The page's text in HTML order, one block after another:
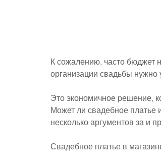
К сожалению, часто бюджет
организации свадьбы
Это экономичное решение,
Может ли свадебное платье
несколько аргументов за и
Свадебное платье в